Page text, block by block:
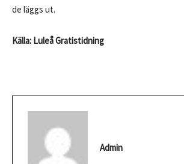
de läggs ut.
Källa: Luleå Gratistidning
Admin